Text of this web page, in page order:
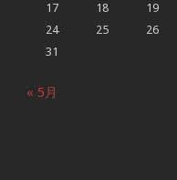
17
18 19
24
25 26
31
« 5月